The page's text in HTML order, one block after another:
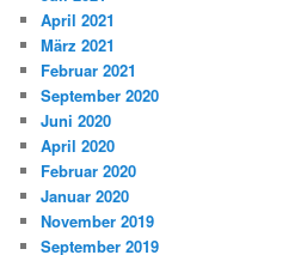
April 2021
März 2021
Februar 2021
September 2020
Juni 2020
April 2020
Februar 2020
Januar 2020
November 2019
September 2019